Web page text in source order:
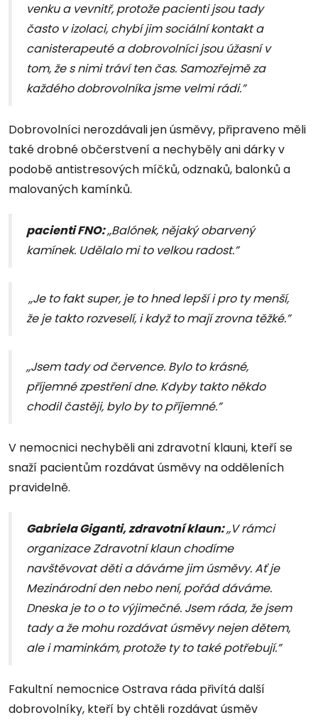
venku a vevnitř, protože pacienti jsou tady
často v izolaci, chybí jim sociální kontakt a
canisterapeuté a dobrovolníci jsou úžasní v
tom, že s nimi tráví ten čas. Samozřejmě za
každého dobrovolníka jsme velmi rádi.”
Dobrovolníci nerozdávali jen úsměvy, připraveno měli
také drobné občerstvení a nechyběly ani dárky v
podobě antistresových míčků, odznaků, balonků a
malovaných kamínků.
pacienti FNO:,,Balónek, nějaký obarvený
kamínek. Udělalo mi to velkou radost.”
,,Je to fakt super, je to hned lepší i pro ty menší,
že je takto rozveselí, i když to mají zrovna těžké.”
,,Jsem tady od července. Bylo to krásné,
příjemné zpestření dne. Kdyby takto někdo
chodil častěji, bylo by to příjemné.”
V nemocnici nechyběli ani zdravotní klauni, kteří se
snaží pacientům rozdávat úsměvy na odděleních
pravidelně.
Gabriela Giganti, zdravotní klaun:,,V rámci
organizace Zdravotní klaun chodíme
navštěvovat děti a dáváme jim úsměvy. Ať je
Mezinárodní den nebo není, pořád dáváme.
Dneska je to o to výjimečné. Jsem ráda, že jsem
tady a že mohu rozdávat úsměvy nejen dětem,
ale i maminkám, protože ty to také potřebují.”
Fakultní nemocnice Ostrava ráda přivítá další
dobrovolníky, kteří by chtěli rozdávat úsměv